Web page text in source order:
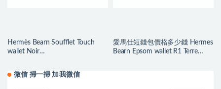
Hermès Bearn Soufflet Touch
wallet Noir
愛馬仕短錢包價格多少錢 Hermes
Bearn Epsom wallet R1 Terre
微信 掃一掃 加我微信